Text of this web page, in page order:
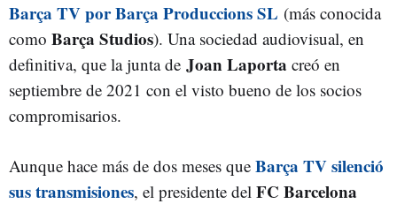
Barça TV por Barça Produccions SL (más conocida
como Barça Studios). Una sociedad audiovisual, en
definitiva, que la junta de Joan Laporta creó en
septiembre de 2021 con el visto bueno de los socios
compromisarios.
Aunque hace más de dos meses que Barça TV silenció
sus transmisiones, el presidente del FC Barcelona